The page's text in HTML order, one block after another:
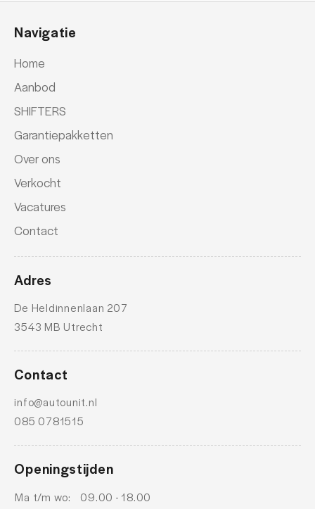
Rijstrooksensor
uitwijk assistent
uitwijk assistent
Verkeersbord detectie
Verkeersbord detectie
OVERIGE
Driving Assistant
M Aerodynamica
M Sportpakket
M Sport Plus Pack
Parking Pack
Volledig digitaal instrumentenpaneel
Achteropkomend verkeer waarschuwing
Navigatie
Home
Aanbod
SHIFTERS
Garantiepakketten
Over ons
Verkocht
Vacatures
Contact
Adres
De Heldinnenlaan 207
3543 MB Utrecht
Contact
info@autounit.nl
085 0781515
Openingstijden
Ma t/m wo:
09.00 - 18.00